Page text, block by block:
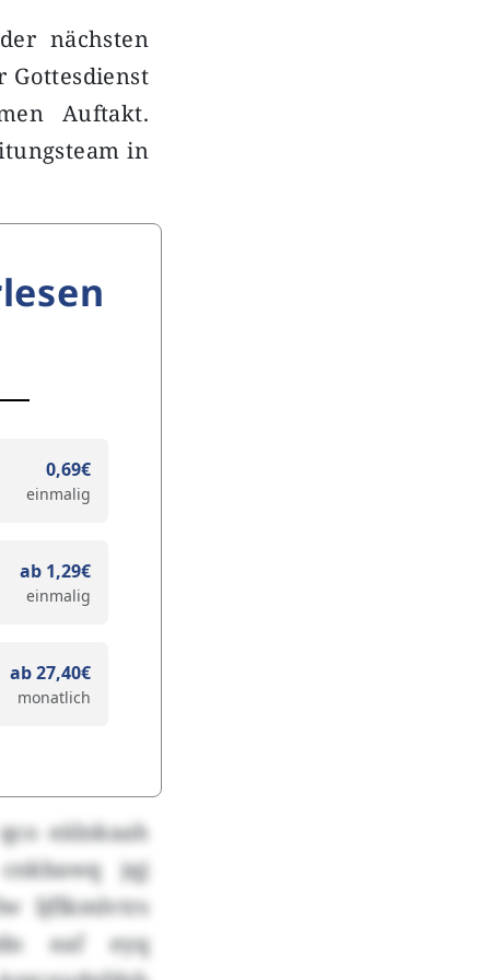
nächsten
Gottesdienst
Auftakt.
in
0,69€
einmalig
ab 1,29€
einmalig
ab 27,40€
monatlich
eälnkaah
jqj
ljflkmlvtrs
eaf eyq